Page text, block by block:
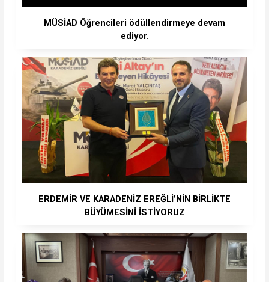
MÜSİAD Öğrencileri ödüllendirmeye devam
ediyor.
ERDEMİR VE KARADENİZ EREĞLİ’NİN BİRLİKTE
BÜYÜMESİNİ İSTİYORUZ